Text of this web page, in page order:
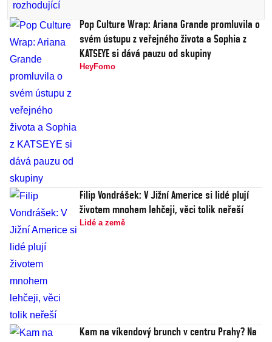
Pop Culture Wrap: Ariana Grande promluvila o
svém ústupu z veřejného života a Sophia z
KATSEYE si dává pauzu od skupiny
HeyFomo
Filip Vondrášek: V Jižní Americe si lidé plují
životem mnohem lehčeji, věci tolik neřeší
Lidé a země
Kam na víkendový brunch v centru Prahy? Na